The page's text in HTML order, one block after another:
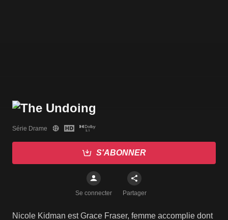
Série Drame
S'ABONNER
Se connecter Partager
Nicole Kidman est Grace Fraser, femme accomplie dont